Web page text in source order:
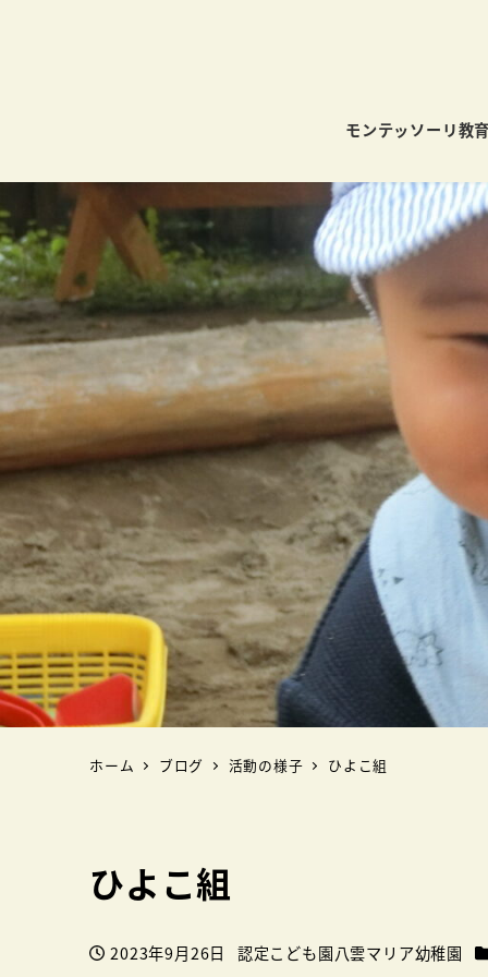
モンテッソーリ教
ホーム ブログ 活動の様子 ひよこ組
ひよこ組
投稿日
2023年9月26日
著
認定こども園八雲マリア幼稚園